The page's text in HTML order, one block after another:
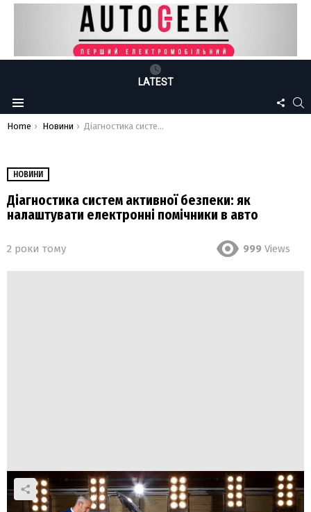
LATEST
Menu
US
You are here:
Home Новини Діагностика систем активної безпеки: як налаштувати електронні помічники в авто
НОВИНИ
Діагностика систем активної безпеки: як
налаштувати електронні помічники в авто
2 роки тому 999 Views